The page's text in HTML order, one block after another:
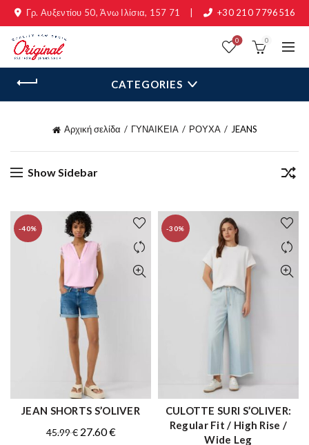
Γρ. Αυξεντίου 50, Άνω Ιλίσια, 157 71 +30 210 7796516
0 0
CATEGORIES
Αρχική σελίδα ΓΥΝΑΙΚΕΙΑ ΡΟΥΧΑ JEANS
Show Sidebar
-40%
ΑΓΟΡΑ
JEAN SHORTS S’OLIVER
45.99€ Original
27.60€Η
-30%
ΑΓΟΡΑ
CULOTTE SURI S’OLIVER:
Regular Fit / High Rise /
Wide Leg